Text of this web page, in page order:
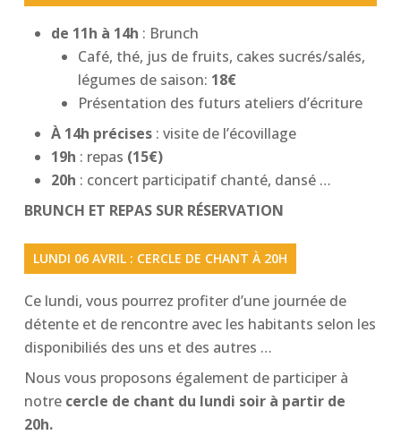
de 11h à 14h : Brunch
Café, thé, jus de fruits, cakes sucrés/salés,
légumes de saison: 18€
Présentation des futurs ateliers d’écriture
À 14h précises: visite de l’écovillage
19h : repas (15€)
20h : concert participatif chanté, dansé …
BRUNCH ET REPAS SUR RÉSERVATION
LUNDI 06 AVRIL : CERCLE DE CHANT À 20H
Ce lundi, vous pourrez profiter d’une journée de
détente et de rencontre avec les habitants selon les
disponibiliés des uns et des autres …
Nous vous proposons également de participer à
notre cercle de chant du lundi soir à partir de
20h.